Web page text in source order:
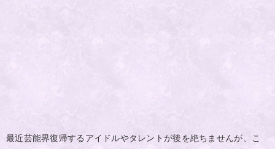
最近芸能界復帰するアイドルやタレントが後を絶ちませんが、こ